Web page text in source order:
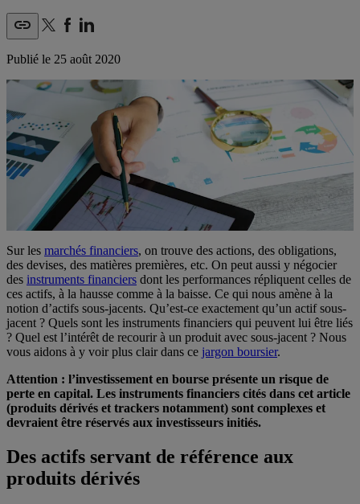
Publié le 25 août 2020
Sur les marchés financiers, on trouve des actions, des obligations,
des devises, des matières premières, etc. On peut aussi y négocier
des instruments financiers dont les performances répliquent celles de
ces actifs, à la hausse comme à la baisse. Ce qui nous amène à la
notion d’actifs sous-jacents. Qu’est-ce exactement qu’un actif sous-
jacent ? Quels sont les instruments financiers qui peuvent lui être liés
? Quel est l’intérêt de recourir à un produit avec sous-jacent ? Nous
vous aidons à y voir plus clair dans ce jargon boursier.
Attention : l’investissement en bourse présente un risque de
perte en capital. Les instruments financiers cités dans cet article
(produits dérivés et trackers notamment) sont complexes et
devraient être réservés aux investisseurs initiés.
Des actifs servant de référence aux
produits dérivés